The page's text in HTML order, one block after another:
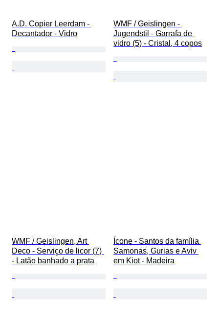
A.D. Copier Leerdam -
Decantador - Vidro
WMF / Geislingen -
Jugendstil - Garrafa de
vidro (5) - Cristal, 4 copos
WMF / Geislingen, Art
Deco - Serviço de licor (7)
- Latão banhado a prata
Ícone - Santos da família
Samonas, Gurias e Aviv
em Kiot - Madeira